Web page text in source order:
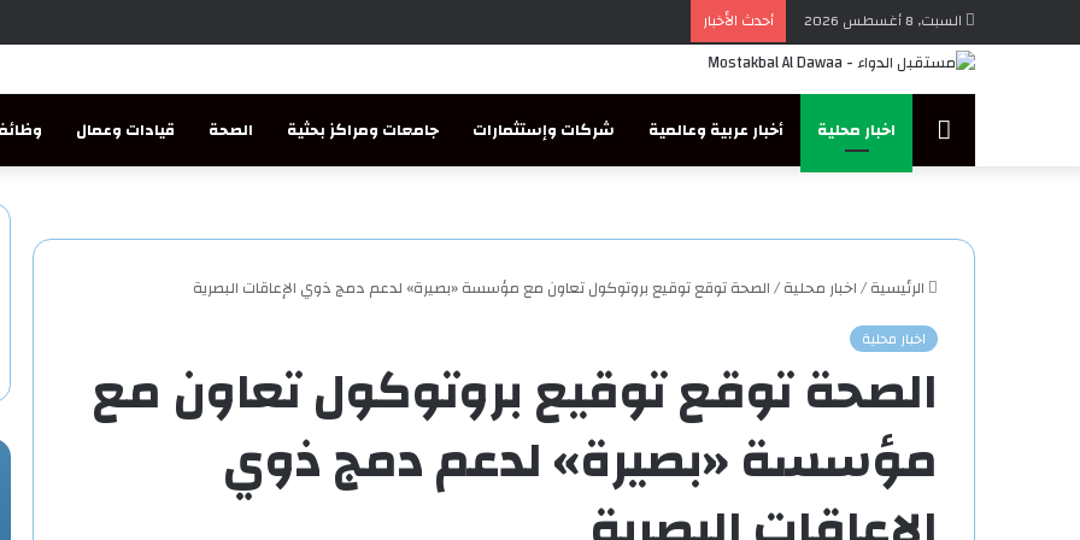
السبت, 8 أغسطس 2026 أحدث الأخبار
مستقبلاخبار محلية أخبار عربية وعالمية شركات وإستثمارات جامعات ومراكز بحثية الصحة قيادات وعمال
الرئيسية/اخبار محلية/الصحة توقع توقيع بروتوكول تعاون مع مؤسسة «بصيرة» لدعم دمج ذوي الإعاقات البصرية
اخبار محلية
الصحة توقع توقيع بروتوكول تعاون مع
مؤسسة «بصيرة» لدعم دمج ذوي